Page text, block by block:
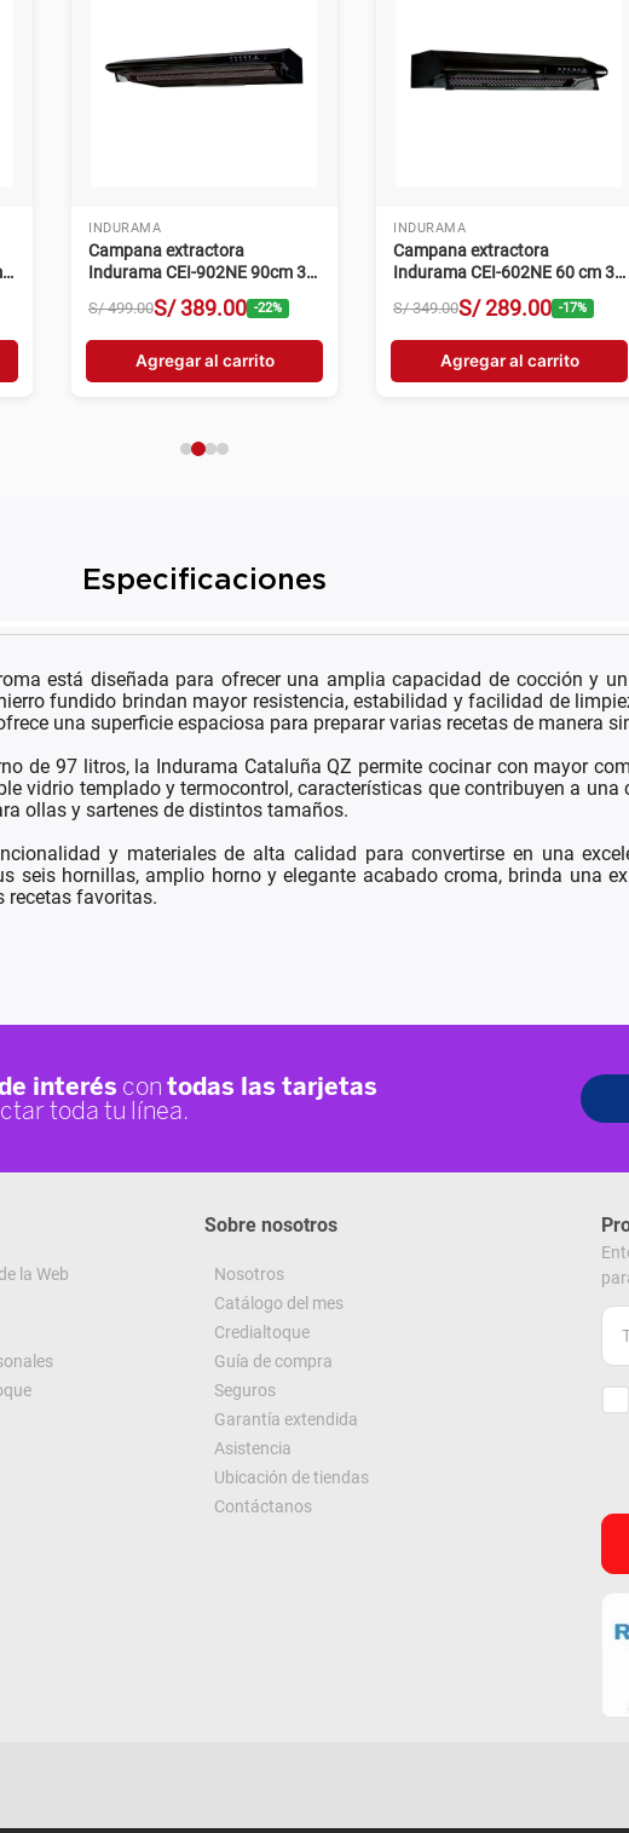
3
INDURAMA
Campana extractora
Indurama CEI-902NE 90cm 3
velocidades negro
S/ 499.00S/ 389.00 -22%
Agregar al carrito
INDURAMA
Campana extractora
Indurama CEI-602NE 60 cm 3
velocidades negro
S/ 349.00S/ 289.00 -17%
Agregar al carrito
Especificaciones
está diseñada para ofrecer una amplia capacidad de cocción y
fundido brindan mayor resistencia, estabilidad y facilidad de
una superficie espaciosa para preparar varias recetas de manera
de 97 litros, la Indurama Cataluña QZ permite cocinar con mayor
vidrio templado y termocontrol, características que contribuyen a
ollas y sartenes de distintos tamaños.
y materiales de alta calidad para convertirse en una
hornillas, amplio horno y elegante acabado croma, brinda una
recetas favoritas.
la Web
Sobre nosotros
Nosotros
Catálogo del mes
Credialtoque
Guía de compra
Seguros
Garantía extendida
Asistencia
Ubicación de tiendas
Contáctanos